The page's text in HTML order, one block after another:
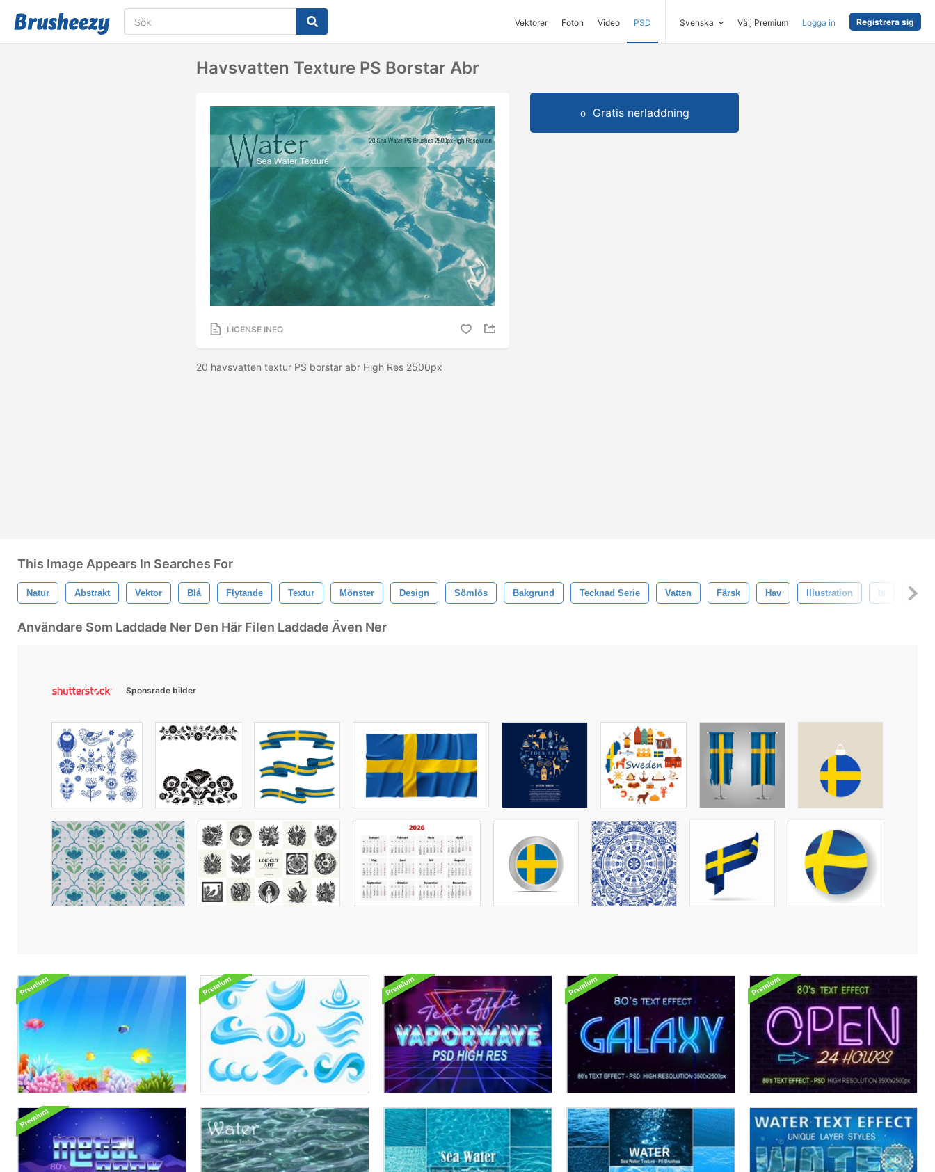
Vektorer Foton Video PSD Svenska Välj Premium Logga in Registrera sig
Havsvatten Texture PS Borstar Abr
LICENSE INFO
20 havsvatten textur PS borstar abr High Res 2500px
Gratis nerladdning
This Image Appears In Searches For
Natur Abstrakt Vektor Blå Flytande Textur Mönster Design Sömlös Bakgrund Tecknad Serie Vatten Färsk Hav Illustration Is
Användare Som Laddade Ner Den Här Filen Laddade Även Ner
Sponsrade bilder